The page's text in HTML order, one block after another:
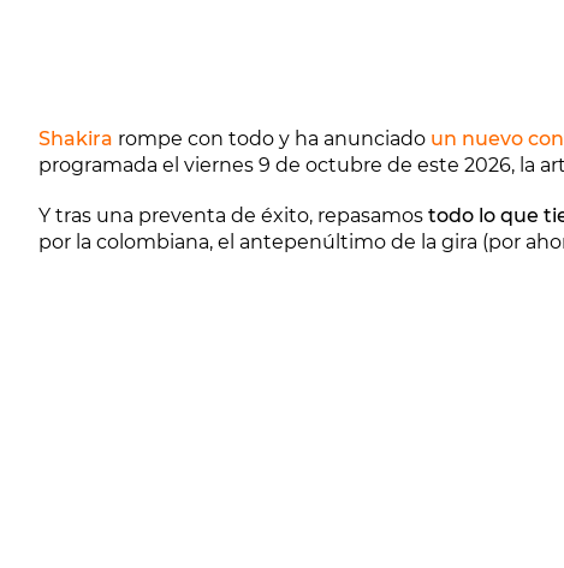
Shakira rompe con todo y ha anunciado un nuevo
programada el viernes 9 de octubre de este 2026, la
Y tras una preventa de éxito, repasamos todo lo que
por la colombiana, el antepenúltimo de la gira (por